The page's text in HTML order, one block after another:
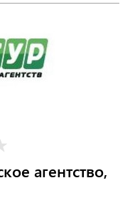
агентство,